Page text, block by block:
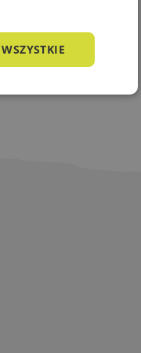
użytkownika i
dla witryny, ale